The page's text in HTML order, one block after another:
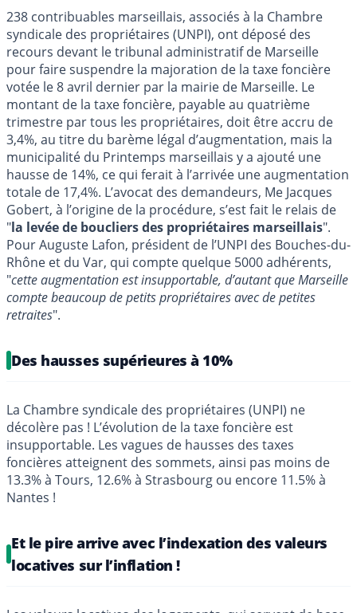
238 contribuables marseillais, associés à la Chambre
syndicale des propriétaires (UNPI), ont déposé des
recours devant le tribunal administratif de Marseille
pour faire suspendre la majoration de la taxe foncière
votée le 8 avril dernier par la mairie de Marseille. Le
montant de la taxe foncière, payable au quatrième
trimestre par tous les propriétaires, doit être accru de
3,4%, au titre du barème légal d’augmentation, mais la
municipalité du Printemps marseillais y a ajouté une
hausse de 14%, ce qui ferait à l’arrivée une augmentation
totale de 17,4%. L’avocat des demandeurs, Me Jacques
Gobert, à l’origine de la procédure, s’est fait le relais de
"la levée de boucliers des propriétaires marseillais".
Pour Auguste Lafon, président de l’UNPI des Bouches-du-
Rhône et du Var, qui compte quelque 5000 adhérents,
"cette augmentation est insupportable, d’autant que Marseille
compte beaucoup de petits propriétaires avec de petites
retraites".
Des hausses supérieures à 10%
La Chambre syndicale des propriétaires (UNPI) ne
décolère pas ! L’évolution de la taxe foncière est
insupportable. Les vagues de hausses des taxes
foncières atteignent des sommets, ainsi pas moins de
13.3% à Tours, 12.6% à Strasbourg ou encore 11.5% à
Nantes !
Et le pire arrive avec l’indexation des valeurs
locatives sur l’inflation !